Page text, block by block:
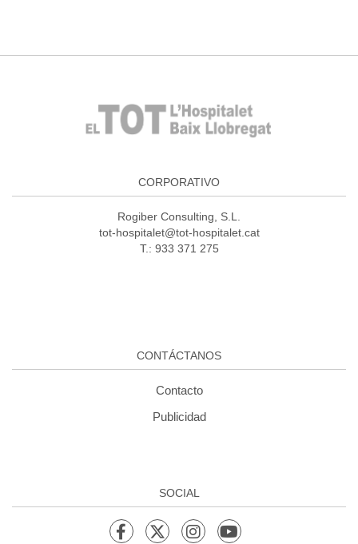
CORPORATIVO
Rogiber Consulting, S.L.
tot-hospitalet@tot-hospitalet.cat
T.: 933 371 275
CONTÁCTANOS
Contacto
Publicidad
SOCIAL